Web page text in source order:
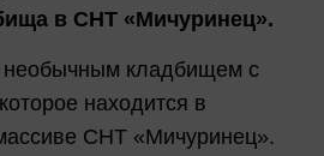
в СНТ «Мичуринец».
необычным кладбищем с
находится в
СНТ «Мичуринец».